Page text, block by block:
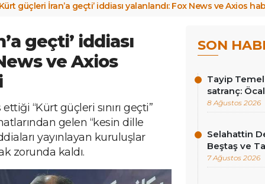
güçleri İran’a geçti’ iddiası yalanlandı: Fox News ve Axios
geçti’ iddiası
ve Axios
“Kürt güçleri sınırı geçti”
gelen “kesin dille
yayınlayan kuruluşlar
zorunda kaldı.
SON
Tayip Temel
satranç:
8 Ağustos 2026
Selahattin
Beştaş ve
7 Ağustos 2026